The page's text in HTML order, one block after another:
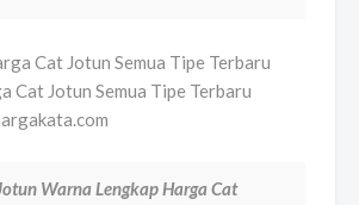
Cat Jotun Semua Tipe Terbaru
Warna Lengkap Harga Cat